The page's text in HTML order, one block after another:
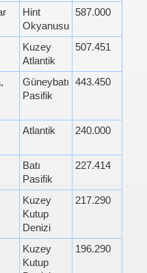
Hint
Okyanusu
587.000
Kuzey
Atlantik
507.451
Güneybatı
Pasifik
443.450
Atlantik 240.000
Batı
Pasifik
227.414
Kuzey
Kutup
Denizi
217.290
Kuzey
Kutup
196.290